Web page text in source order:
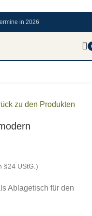
in 2026
zu den Produkten
§24 UStG.)
Ablagetisch für den